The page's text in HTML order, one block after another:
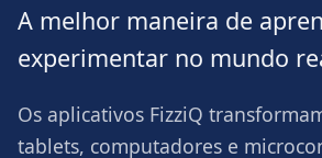
A melhor maneira de
experimentar no mundo
Os aplicativos FizziQ
tablets, computadores e